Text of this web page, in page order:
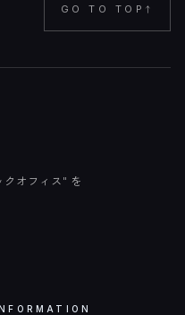
GO TO TOP ↑
オフィス" を